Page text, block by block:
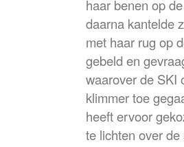
haar benen op
daarna kantelde
met haar rug op
gebeld en
waarover de SKI
klimmer toe
heeft ervoor
te lichten over